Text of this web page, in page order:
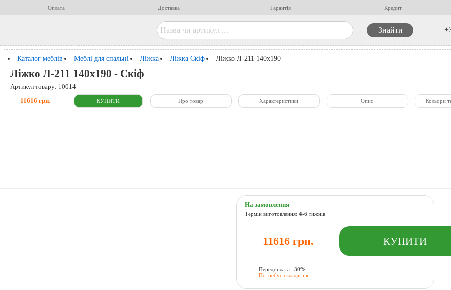
Оплата Доставка Гарантія Кредит
Каталог меблів Меблі для спальні Ліжка Ліжка Скіф Ліжко Л-211 140x190
Ліжко Л-211 140x190 - Скіф
Артикул товару: 10014
11616 грн. Про товар Характеристики Опис Кольори
На замовлення
Термін виготовлення: 4-6 тижнів
11616 грн.
Передоплата: 30%
Потребує складання